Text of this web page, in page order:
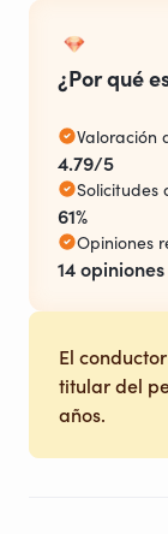
¿Por qué
Valoración
4.79/5
Solicitudes
61%
Opiniones
14 opiniones
El
titular del
años.